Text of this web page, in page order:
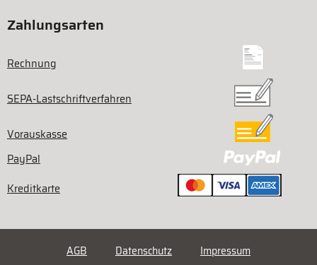
Zahlungsarten
Rechnung
SEPA-Lastschriftverfahren
Vorauskasse
PayPal
Kreditkarte
AGB Datenschutz Impressum